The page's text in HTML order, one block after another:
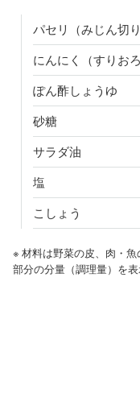
パセリ（みじん切り
にんにく（すりおろ
ぽん酢しょうゆ
砂糖
サラダ油
塩
こしょう
※ 材料は野菜の皮、肉・
部分の分量（調理量）を表